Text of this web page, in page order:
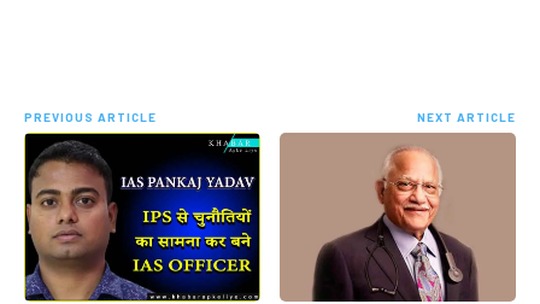
PREVIOUS ARTICLE NEXT ARTICLE